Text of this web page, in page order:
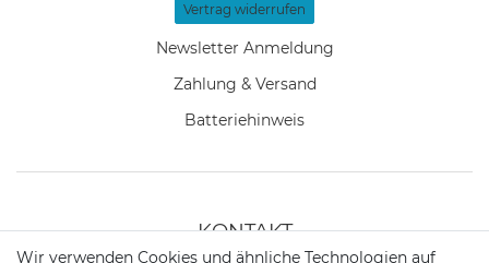
Vertrag widerrufen
Newsletter Anmeldung
Zahlung & Versand
Batteriehinweis
KONTAKT
Wir verwenden Cookies und ähnliche Technologien auf